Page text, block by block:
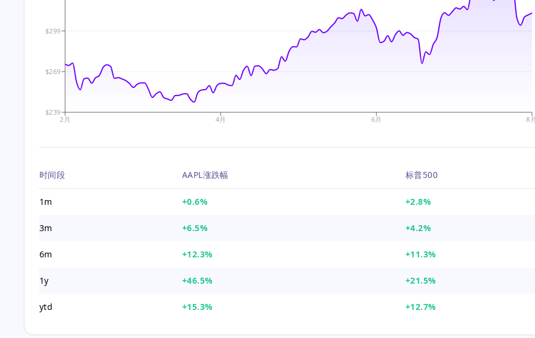
2月 4月 6月 8
$239
$269
$299
时间段 AAPL涨跌幅 标普500
1m +0.6% +2.8%
3m +6.5% +4.2%
6m +12.3% +11.3%
1y +46.5% +21.5%
ytd +15.3% +12.7%